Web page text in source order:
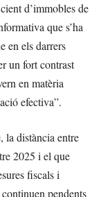
d’immobles de
que s’ha
en els darrers
un fort contrast
en matèria
efectiva”.
la distància entre
2025 i el que
fiscals i
pendents